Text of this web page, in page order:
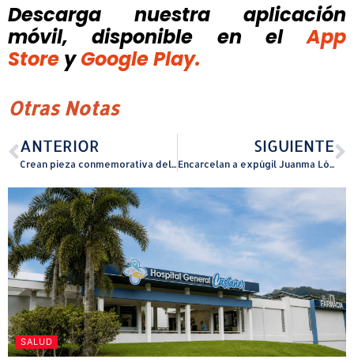
Descarga nuestra aplicación
móvil, disponible
en el
App
Store y Google Play.
Otras Notas
ANTERIOR
Crean pieza conmemorativa del 45 aniversario de Radio Universidad de Puerto Rico
SIGUIENTE
Encarcelan a expúgil Juanma López por deber pensión alimentaria
SALUD